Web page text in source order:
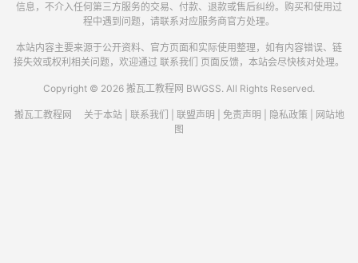
信息，不介入任何第三方服务的交易、付款、退款或售后纠纷。购买和使用过
程中遇到问题，请联系对应服务商官方处理。
本站内容主要来源于公开资料、官方页面和实际使用整理，如有内容错误、链
接失效或权利相关问题，欢迎通过 联系我们 页面反馈，本站会尽快核对处理。
Copyright © 2026 搬瓦工教程网 BWGSS. All Rights Reserved.
搬瓦工教程网 关于本站| 联系我们 联盟声明 免责声明 隐私政策
网站地
图